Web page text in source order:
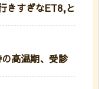
きすぎなET8,と
高温期、受診